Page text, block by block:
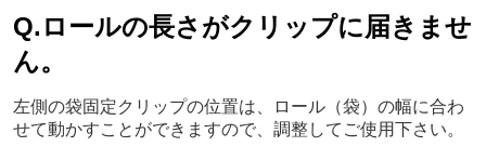
Q.ロールの長さがクリップに届きませ
ん。
左側の袋固定クリップの位置は、ロール（袋）の幅に合わ
せて動かすことができますので、調整してご使用下さい。